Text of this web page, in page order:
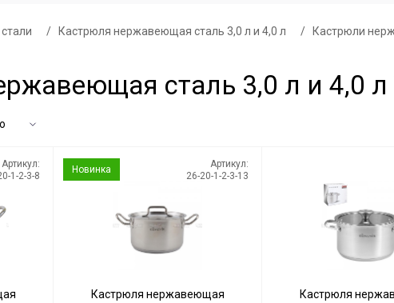
/ Кастрюля нержавеющая сталь 3,0 л и 4,0 л / Кастрюли
сталь 3,0 л и 4,0
Артикул:
1-2-3-8
Новинка
Артикул:
26-20-1-2-3-13
Кастрюля нержавеющая
Кастрюля